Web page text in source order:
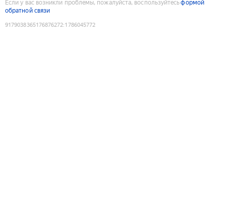
Если у вас возникли проблемы, пожалуйста, воспользуйтесьформой
обратной связи
9179038365176876272:1786045772